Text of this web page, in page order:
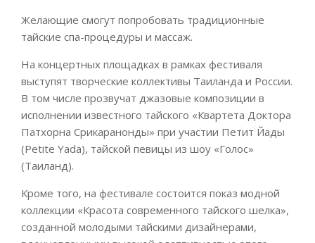
Желающие смогут попробовать традиционные
тайские спа-процедуры и массаж.
На концертных площадках в рамках фестиваля
выступят творческие коллективы Таиланда и России.
В том числе прозвучат джазовые композиции в
исполнении известного тайского «Квартета Доктора
Патхорна Срикаранонды» при участии Петит Йады
(Petite Yada), тайской певицы из шоу «Голос»
(Таиланд).
Кроме того, на фестивале состоится показ модной
коллекции «Красота современного тайского шелка»,
созданной молодыми тайскими дизайнерами,